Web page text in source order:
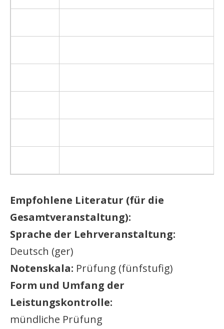
Empfohlene Literatur (für die
Gesamtveranstaltung):
Sprache der Lehrveranstaltung:
Deutsch (ger)
Notenskala: Prüfung (fünfstufig)
Form und Umfang der
Leistungskontrolle:
mündliche Prüfung